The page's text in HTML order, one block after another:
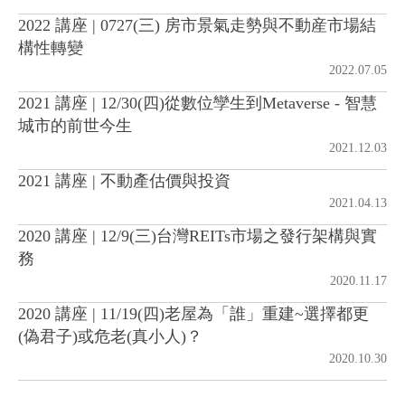
相關連結
2022 講座 | 0727(三) 房市景氣走勢與不動産市場結
構性轉變
2022.07.05
2021 講座 | 12/30(四)從數位孿生到Metaverse - 智慧
城市的前世今生
2021.12.03
2021 講座 | 不動產估價與投資
2021.04.13
2020 講座 | 12/9(三)台灣REITs市場之發行架構與實
務
2020.11.17
2020 講座 | 11/19(四)老屋為「誰」重建~選擇都更
(偽君子)或危老(真小人)？
2020.10.30